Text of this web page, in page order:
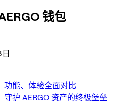
钱包
功能、体验全面对比
守护 AERGO 资产的终极堡垒